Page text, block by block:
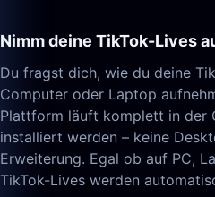
Nimm deine TikTok-Lives
Du fragst dich, wie du deine
Computer oder Laptop
Plattform läuft komplett in der
installiert werden – keine
Erweiterung. Egal ob auf PC,
TikTok-Lives werden